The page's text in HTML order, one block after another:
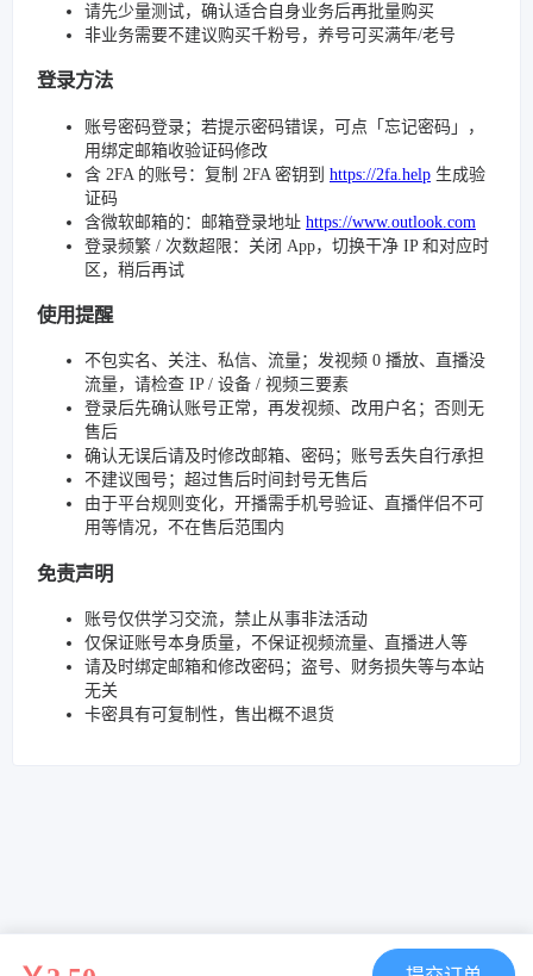
请先少量测试，确认适合自身业务后再批量购买
非业务需要不建议购买千粉号，养号可买满年/老号
登录方法
账号密码登录；若提示密码错误，可点「忘记密码」，
用绑定邮箱收验证码修改
含 2FA 的账号：复制 2FA 密钥到 https://2fa.help 生成验
证码
含微软邮箱的：邮箱登录地址 https://www.outlook.com
登录频繁 / 次数超限：关闭 App，切换干净 IP 和对应时
区，稍后再试
使用提醒
不包实名、关注、私信、流量；发视频 0 播放、直播没
流量，请检查 IP / 设备 / 视频三要素
登录后先确认账号正常，再发视频、改用户名；否则无
售后
确认无误后请及时修改邮箱、密码；账号丢失自行承担
不建议囤号；超过售后时间封号无售后
由于平台规则变化，开播需手机号验证、直播伴侣不可
用等情况，不在售后范围内
免责声明
账号仅供学习交流，禁止从事非法活动
仅保证账号本身质量，不保证视频流量、直播进人等
请及时绑定邮箱和修改密码；盗号、财务损失等与本站
无关
卡密具有可复制性，售出概不退货